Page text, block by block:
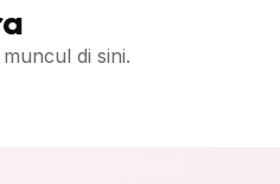
di sini.